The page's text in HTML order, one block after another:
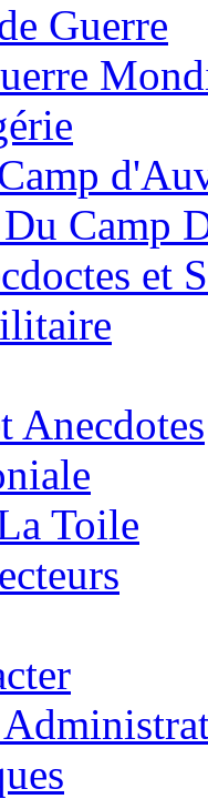
Guerre
Camp
et
Anecdotes
Toile